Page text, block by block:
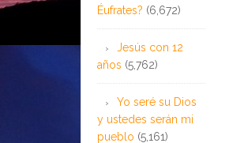
Éufrates? (6,672)
Jesús con 12
años (5,762)
Yo seré su Dios
y ustedes serán mi
pueblo (5,161)